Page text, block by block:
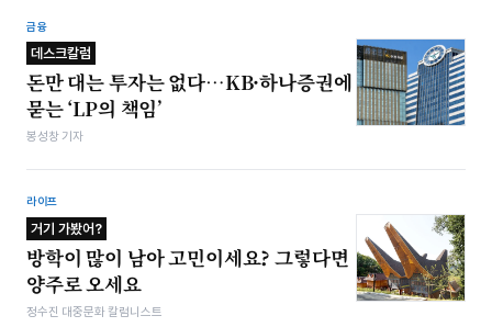
금융
데스크칼럼
돈만 대는 투자는 없다…KB·하나증권에
묻는 ‘LP의 책임’
봉성창 기자
라이프
거기 가봤어?
방학이 많이 남아 고민이세요? 그렇다면
양주로 오세요
정수진 대중문화 칼럼니스트